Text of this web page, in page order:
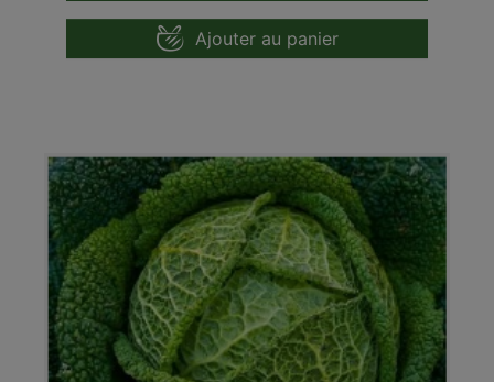
Ajouter au panier